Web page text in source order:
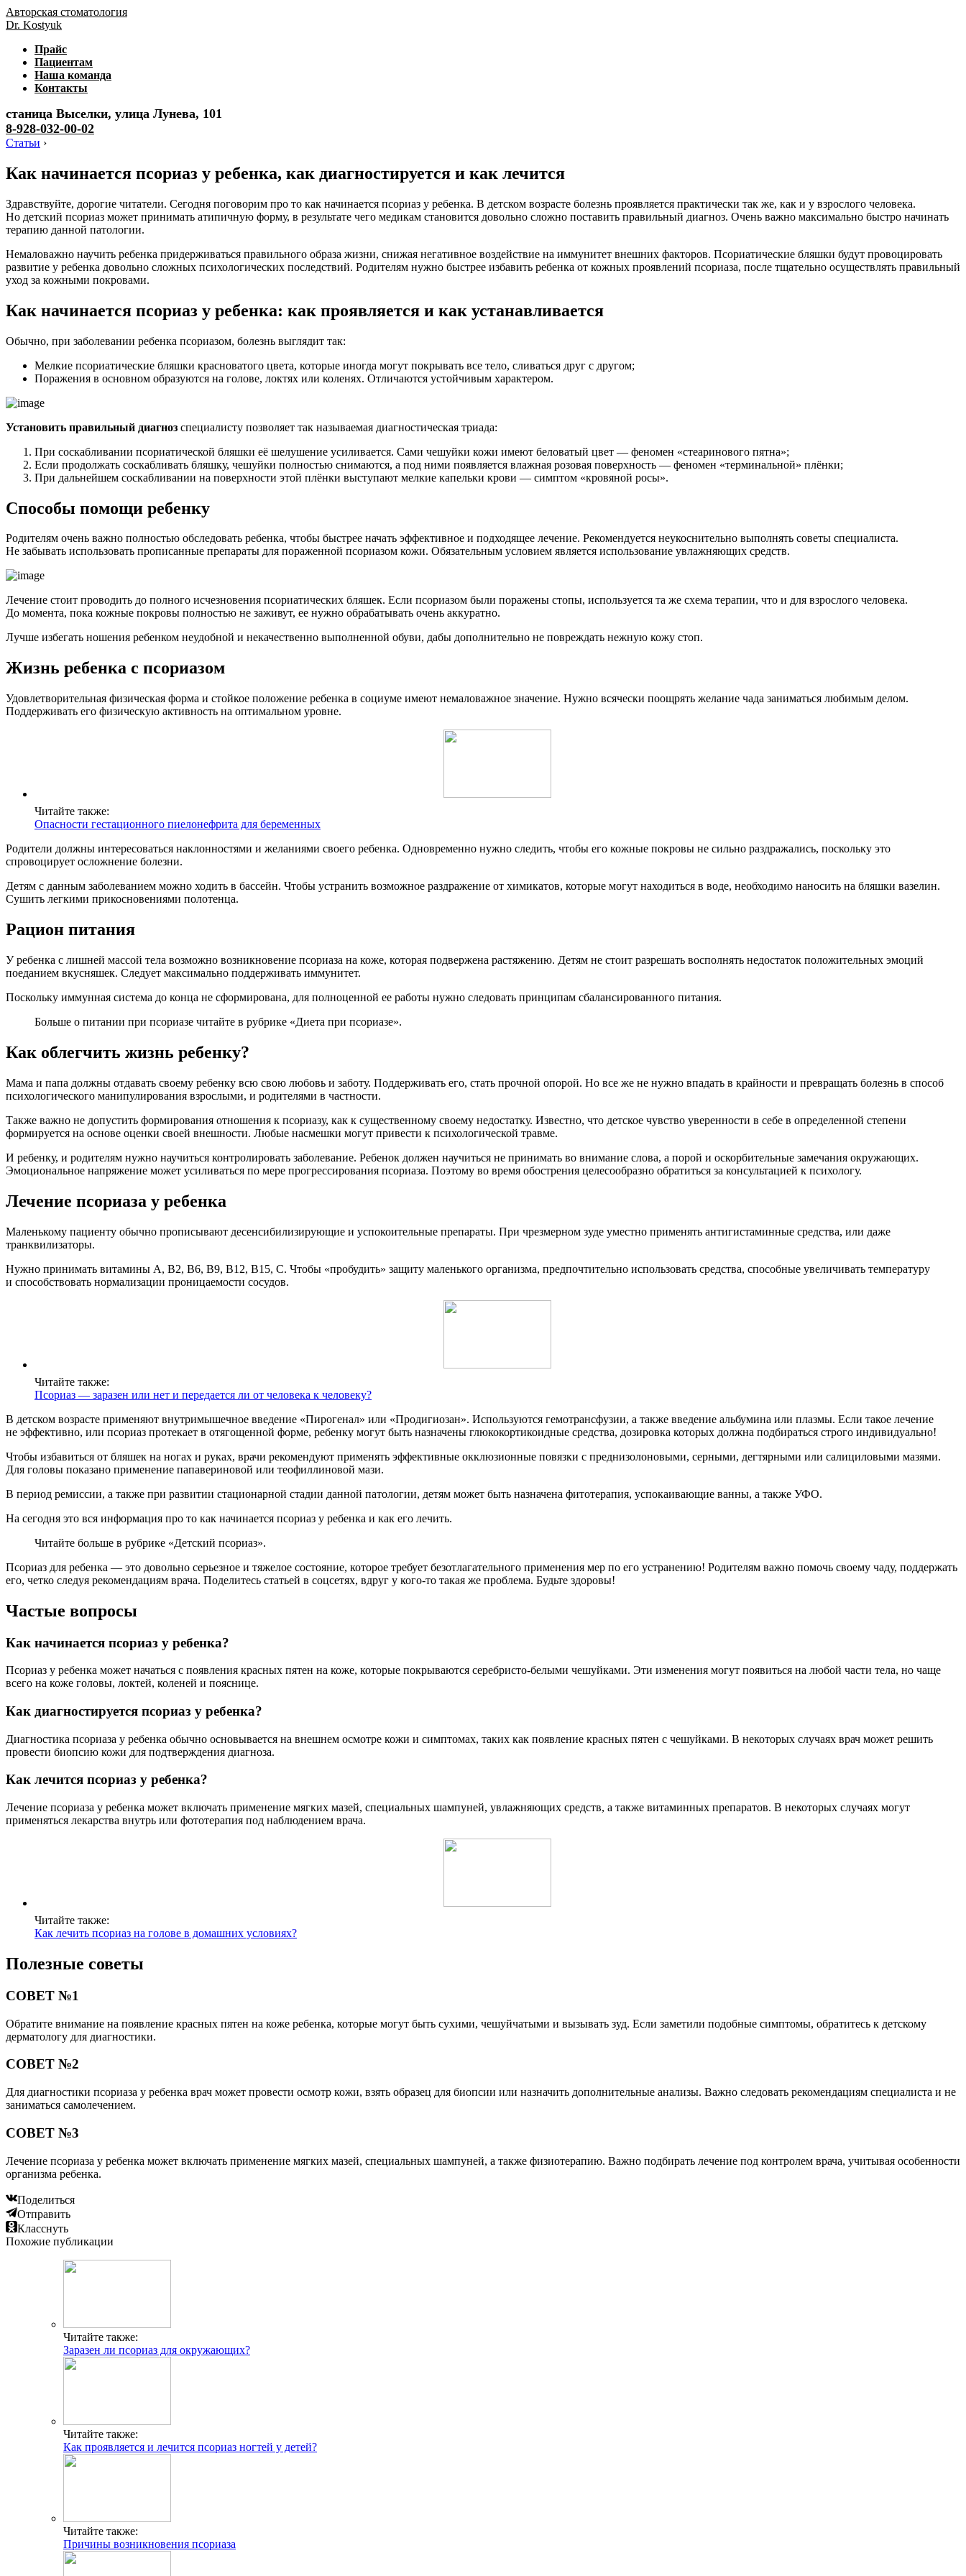
Авторская стоматология
Dr. Kostyuk
Прайс
Пациентам
Наша команда
Контакты
станица Выселки, улица Лунева, 101
8-928-032-00-02
Статьи ›
Как начинается псориаз у ребенка, как диагностируется и как лечится
Здравствуйте, дорогие читатели. Сегодня поговорим про то как начинается псориаз у ребенка. В детском возрасте болезнь проявляется практически так же, как и у взрослого человека.
Но детский псориаз может принимать атипичную форму, в результате чего медикам становится довольно сложно поставить правильный диагноз. Очень важно максимально быстро начинать
терапию данной патологии.
Немаловажно научить ребенка придерживаться правильного образа жизни, снижая негативное воздействие на иммунитет внешних факторов. Псориатические бляшки будут провоцировать
развитие у ребенка довольно сложных психологических последствий. Родителям нужно быстрее избавить ребенка от кожных проявлений псориаза, после тщательно осуществлять правильный
уход за кожными покровами.
Как начинается псориаз у ребенка: как проявляется и как устанавливается
Обычно, при заболевании ребенка псориазом, болезнь выглядит так:
Мелкие псориатические бляшки красноватого цвета, которые иногда могут покрывать все тело, сливаться друг с другом;
Поражения в основном образуются на голове, локтях или коленях. Отличаются устойчивым характером.
Установить правильный диагноз специалисту позволяет так называемая диагностическая триада:
При соскабливании псориатической бляшки её шелушение усиливается. Сами чешуйки кожи имеют беловатый цвет — феномен «стеаринового пятна»;
Если продолжать соскабливать бляшку, чешуйки полностью снимаются, а под ними появляется влажная розовая поверхность — феномен «терминальной» плёнки;
При дальнейшем соскабливании на поверхности этой плёнки выступают мелкие капельки крови — симптом «кровяной росы».
Способы помощи ребенку
Родителям очень важно полностью обследовать ребенка, чтобы быстрее начать эффективное и подходящее лечение. Рекомендуется неукоснительно выполнять советы специалиста.
Не забывать использовать прописанные препараты для пораженной псориазом кожи. Обязательным условием является использование увлажняющих средств.
Лечение стоит проводить до полного исчезновения псориатических бляшек. Если псориазом были поражены стопы, используется та же схема терапии, что и для взрослого человека.
До момента, пока кожные покровы полностью не заживут, ее нужно обрабатывать очень аккуратно.
Лучше избегать ношения ребенком неудобной и некачественно выполненной обуви, дабы дополнительно не повреждать нежную кожу стоп.
Жизнь ребенка с псориазом
Удовлетворительная физическая форма и стойкое положение ребенка в социуме имеют немаловажное значение. Нужно всячески поощрять желание чада заниматься любимым делом.
Поддерживать его физическую активность на оптимальном уровне.
Читайте также:
Опасности гестационного пиелонефрита для беременных
Родители должны интересоваться наклонностями и желаниями своего ребенка. Одновременно нужно следить, чтобы его кожные покровы не сильно раздражались, поскольку это
спровоцирует осложнение болезни.
Детям с данным заболеванием можно ходить в бассейн. Чтобы устранить возможное раздражение от химикатов, которые могут находиться в воде, необходимо наносить на бляшки вазелин.
Сушить легкими прикосновениями полотенца.
Рацион питания
У ребенка с лишней массой тела возможно возникновение псориаза на коже, которая подвержена растяжению. Детям не стоит разрешать восполнять недостаток положительных эмоций
поеданием вкусняшек. Следует максимально поддерживать иммунитет.
Поскольку иммунная система до конца не сформирована, для полноценной ее работы нужно следовать принципам сбалансированного питания.
Больше о питании при псориазе читайте в рубрике «Диета при псориазе».
Как облегчить жизнь ребенку?
Мама и папа должны отдавать своему ребенку всю свою любовь и заботу. Поддерживать его, стать прочной опорой. Но все же не нужно впадать в крайности и превращать болезнь в способ
психологического манипулирования взрослыми, и родителями в частности.
Также важно не допустить формирования отношения к псориазу, как к существенному своему недостатку. Известно, что детское чувство уверенности в себе в определенной степени
формируется на основе оценки своей внешности. Любые насмешки могут привести к психологической травме.
И ребенку, и родителям нужно научиться контролировать заболевание. Ребенок должен научиться не принимать во внимание слова, а порой и оскорбительные замечания окружающих.
Эмоциональное напряжение может усиливаться по мере прогрессирования псориаза. Поэтому во время обострения целесообразно обратиться за консультацией к психологу.
Лечение псориаза у ребенка
Маленькому пациенту обычно прописывают десенсибилизирующие и успокоительные препараты. При чрезмерном зуде уместно применять антигистаминные средства, или даже
транквилизаторы.
Нужно принимать витамины А, B2, B6, B9, B12, B15, С. Чтобы «пробудить» защиту маленького организма, предпочтительно использовать средства, способные увеличивать температуру
и способствовать нормализации проницаемости сосудов.
Читайте также:
Псориаз — заразен или нет и передается ли от человека к человеку?
В детском возрасте применяют внутримышечное введение «Пирогенал» или «Продигиозан». Используются гемотрансфузии, а также введение альбумина или плазмы. Если такое лечение
не эффективно, или псориаз протекает в отягощенной форме, ребенку могут быть назначены глюкокортикоидные средства, дозировка которых должна подбираться строго индивидуально!
Чтобы избавиться от бляшек на ногах и руках, врачи рекомендуют применять эффективные окклюзионные повязки с преднизолоновыми, серными, дегтярными или салициловыми мазями.
Для головы показано применение папавериновой или теофиллиновой мази.
В период ремиссии, а также при развитии стационарной стадии данной патологии, детям может быть назначена фитотерапия, успокаивающие ванны, а также УФО.
На сегодня это вся информация про то как начинается псориаз у ребенка и как его лечить.
Читайте больше в рубрике «Детский псориаз».
Псориаз для ребенка — это довольно серьезное и тяжелое состояние, которое требует безотлагательного применения мер по его устранению! Родителям важно помочь своему чаду, поддержать
его, четко следуя рекомендациям врача. Поделитесь статьей в соцсетях, вдруг у кого-то такая же проблема. Будьте здоровы!
Частые вопросы
Как начинается псориаз у ребенка?
Псориаз у ребенка может начаться с появления красных пятен на коже, которые покрываются серебристо-белыми чешуйками. Эти изменения могут появиться на любой части тела, но чаще
всего на коже головы, локтей, коленей и пояснице.
Как диагностируется псориаз у ребенка?
Диагностика псориаза у ребенка обычно основывается на внешнем осмотре кожи и симптомах, таких как появление красных пятен с чешуйками. В некоторых случаях врач может решить
провести биопсию кожи для подтверждения диагноза.
Как лечится псориаз у ребенка?
Лечение псориаза у ребенка может включать применение мягких мазей, специальных шампуней, увлажняющих средств, а также витаминных препаратов. В некоторых случаях могут
применяться лекарства внутрь или фототерапия под наблюдением врача.
Читайте также:
Как лечить псориаз на голове в домашних условиях?
Полезные советы
СОВЕТ №1
Обратите внимание на появление красных пятен на коже ребенка, которые могут быть сухими, чешуйчатыми и вызывать зуд. Если заметили подобные симптомы, обратитесь к детскому
дерматологу для диагностики.
СОВЕТ №2
Для диагностики псориаза у ребенка врач может провести осмотр кожи, взять образец для биопсии или назначить дополнительные анализы. Важно следовать рекомендациям специалиста и не
заниматься самолечением.
СОВЕТ №3
Лечение псориаза у ребенка может включать применение мягких мазей, специальных шампуней, а также физиотерапию. Важно подбирать лечение под контролем врача, учитывая особенности
организма ребенка.
Поделиться
Отправить
Класснуть
Похожие публикации
Читайте также:
Заразен ли псориаз для окружающих?
Читайте также:
Как проявляется и лечится псориаз ногтей у детей?
Читайте также:
Причины возникновения псориаза